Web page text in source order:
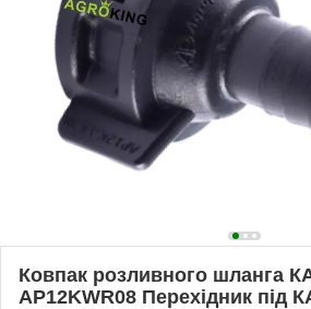
Ковпак розливного шланга
AP12KWR08 Перехідник під